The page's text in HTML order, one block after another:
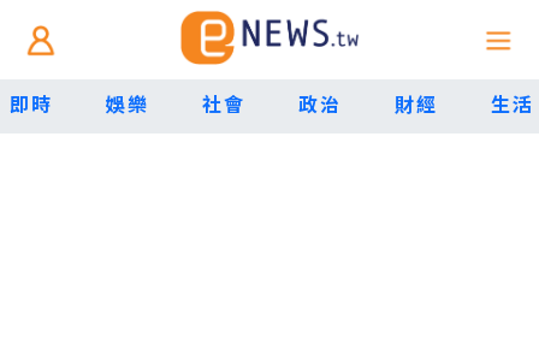
即時 娛樂 社會 政治 財經 生活